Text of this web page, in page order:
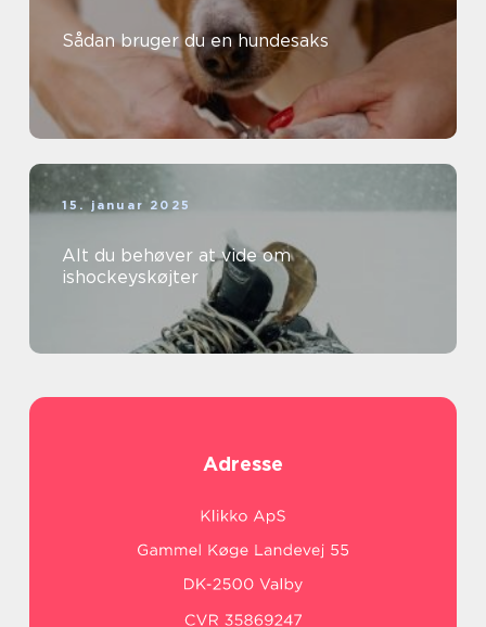
Sådan bruger du en hundesaks
15. januar 2025
Alt du behøver at vide om
ishockeyskøjter
Adresse